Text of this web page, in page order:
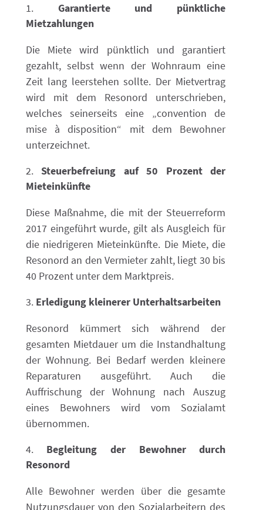
Garantierte und pünktliche
Mietzahlungen
Die Miete wird pünktlich und garantiert
gezahlt, selbst wenn der Wohnraum eine
Zeit lang leerstehen sollte. Der Mietvertrag
wird mit dem Resonord unterschrieben,
welches seinerseits eine „convention de
mise à disposition“ mit dem Bewohner
unterzeichnet.
Steuerbefreiung auf 50 Prozent der
Mieteinkünfte
Diese Maßnahme, die mit der Steuerreform
2017 eingeführt wurde, gilt als Ausgleich für
die niedrigeren Mieteinkünfte. Die Miete, die
Resonord an den Vermieter zahlt, liegt 30 bis
40 Prozent unter dem Marktpreis.
Erledigung kleinerer Unterhaltsarbeiten
Resonord kümmert sich während der
gesamten Mietdauer um die Instandhaltung
der Wohnung. Bei Bedarf werden kleinere
Reparaturen ausgeführt. Auch die
Auffrischung der Wohnung nach Auszug
eines Bewohners wird vom Sozialamt
übernommen.
Begleitung der Bewohner durch
Resonord
Alle Bewohner werden über die gesamte
Nutzungsdauer von den Sozialarbeitern des